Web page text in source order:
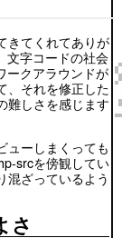
きてくれてありが
文字コードの社会
ークアラウンドが
、それを修正した
難しさを感じます
ューしまくっても
srcを傍観してい
混ざっているよう
さ